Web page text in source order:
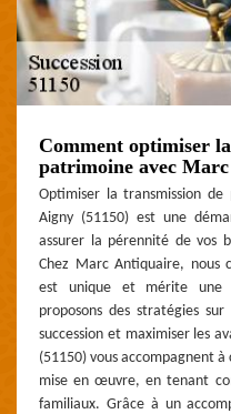
Comment optimiser
patrimoine avec
Optimiser la transmission
Aigny (51150) est une
assurer la pérennité de vos
Chez Marc Antiquaire, nous
est unique et mérite une
proposons des stratégies
succession et maximiser les
(51150) vous accompagnent
mise en œuvre, en tenant
familiaux. Grâce à un